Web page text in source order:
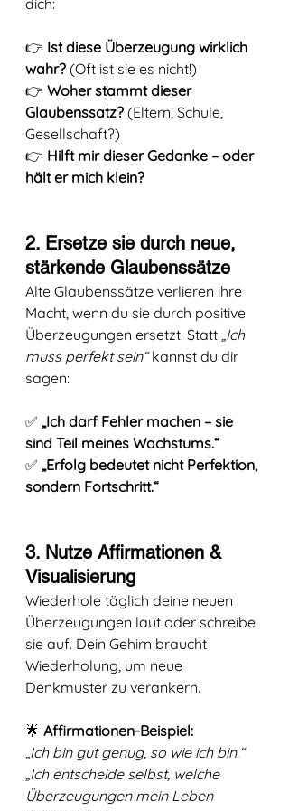
👉 Ist diese Überzeugung wirklich
wahr? (Oft ist sie es nicht!)
👉 Woher stammt dieser
Glaubenssatz? (Eltern, Schule,
Gesellschaft?)
👉 Hilft mir dieser Gedanke – oder
hält er mich klein?
2. Ersetze sie durch neue,
stärkende Glaubenssätze
Alte Glaubenssätze verlieren ihre
Macht, wenn du sie durch positive
Überzeugungen ersetzt. Statt „Ich
muss perfekt sein“ kannst du dir
sagen:
✅ „Ich darf Fehler machen – sie
sind Teil meines Wachstums.“
✅ „Erfolg bedeutet nicht Perfektion,
sondern Fortschritt.“
3. Nutze Affirmationen &
Visualisierung
Wiederhole täglich deine neuen
Überzeugungen laut oder schreibe
sie auf. Dein Gehirn braucht
Wiederholung, um neue
Denkmuster zu verankern.
🌟 Affirmationen-Beispiel:
„Ich bin gut genug, so wie ich bin.“
„Ich entscheide selbst, welche
Überzeugungen mein Leben